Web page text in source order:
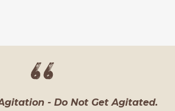
- Do Not Get Agitated.